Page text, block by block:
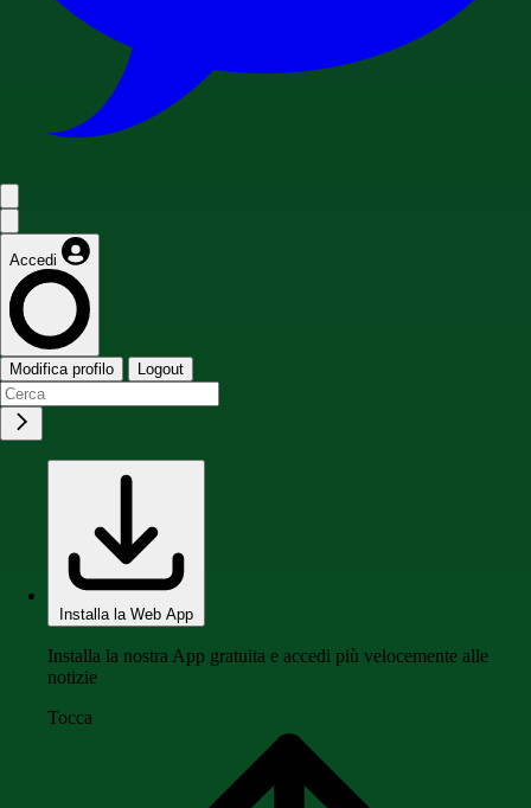
Accedi
Modifica profilo Logout
Installa la Web App
Installa la nostra App gratuita e accedi più velocemente alle
notizie
Tocca